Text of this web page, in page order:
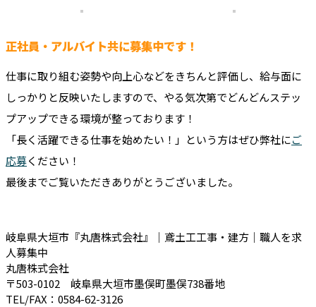
正社員・アルバイト共に募集中です！
仕事に取り組む姿勢や向上心などをきちんと評価し、給与面に
しっかりと反映いたしますので、やる気次第でどんどんステッ
プアップできる環境が整っております！
「長く活躍できる仕事を始めたい！」という方はぜひ弊社にご
応募ください！
最後までご覧いただきありがとうございました。
岐阜県大垣市『丸唐株式会社』｜鳶土工工事・建方｜職人を求
人募集中
丸唐株式会社
〒503-0102 岐阜県大垣市墨俣町墨俣738番地
TEL/FAX：0584-62-3126